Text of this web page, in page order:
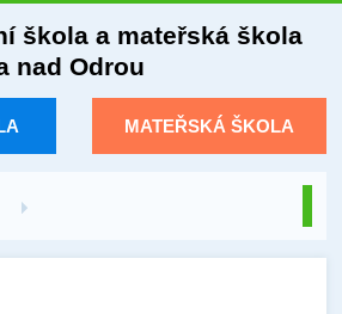
škola a mateřská škola
nad Odrou
MATEŘSKÁ ŠKOLA